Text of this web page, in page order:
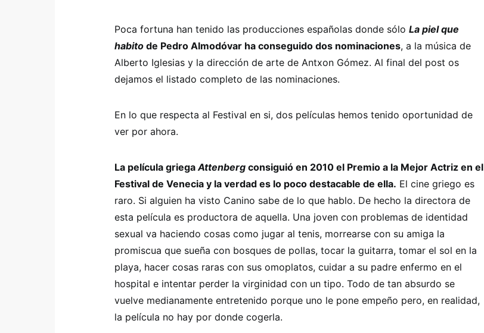
Poca fortuna han tenido las producciones españolas donde sólo La piel que
habito de Pedro Almodóvar ha conseguido dos nominaciones, a la música de
Alberto Iglesias y la dirección de arte de Antxon Gómez. Al final del post os
dejamos el listado completo de las nominaciones.
En lo que respecta al Festival en si, dos películas hemos tenido oportunidad de
ver por ahora.
La película griegaAttenberg consiguió en 2010 el Premio a la Mejor Actriz en el
Festival de Venecia y la verdad es lo poco destacable de ella. El cine griego es
raro. Si alguien ha visto Canino sabe de lo que hablo. De hecho la directora de
esta película es productora de aquella. Una joven con problemas de identidad
sexual va haciendo cosas como jugar al tenis, morrearse con su amiga la
promiscua que sueña con bosques de pollas, tocar la guitarra, tomar el sol en la
playa, hacer cosas raras con sus omoplatos, cuidar a su padre enfermo en el
hospital e intentar perder la virginidad con un tipo. Todo de tan absurdo se
vuelve medianamente entretenido porque uno le pone empeño pero, en realidad,
la película no hay por donde cogerla.